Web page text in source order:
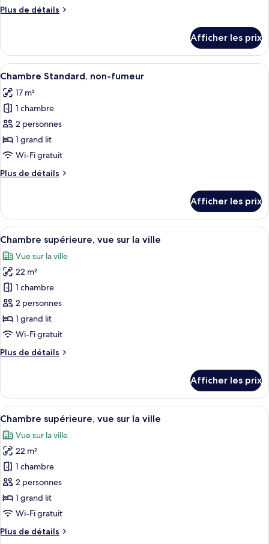
chambre :
non-
fumeur
Plus de détails
Plus
Chambre
Standard,
non-
Afficher les prix
Afficher
toutes
les
photos
pour
ce
type
chambre :
non-
fumeur
Un lit avec une couvre-lit grise,
18
Chambre Standard, non-fumeur
17 m²
1 chambre
2 personnes
1 grand lit
Wi-Fi gratuit
Plus de détails
Plus
Chambre
Standard,
non-
Afficher les prix
Afficher
toutes
les
photos
pour
ce
type
de
chambre :
Chambre
sur
la
ville
Une chambre d’hôtel moderne
22
Chambre supérieure, vue sur la ville
Vue sur la ville
22 m²
1 chambre
2 personnes
1 grand lit
Wi-Fi gratuit
Plus de détails
Plus
Chambre
supérieure,
vue
la
ville
Afficher les prix
Afficher
toutes
les
photos
pour
ce
type
de
chambre :
Chambre
Une chambre d’hôtel avec un lit,
22
Chambre supérieure, vue sur la ville
Vue sur la ville
22 m²
1 chambre
2 personnes
1 grand lit
Wi-Fi gratuit
Plus de détails
Plus